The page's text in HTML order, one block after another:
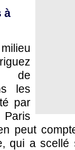
à
de
les
par
peut
qui a